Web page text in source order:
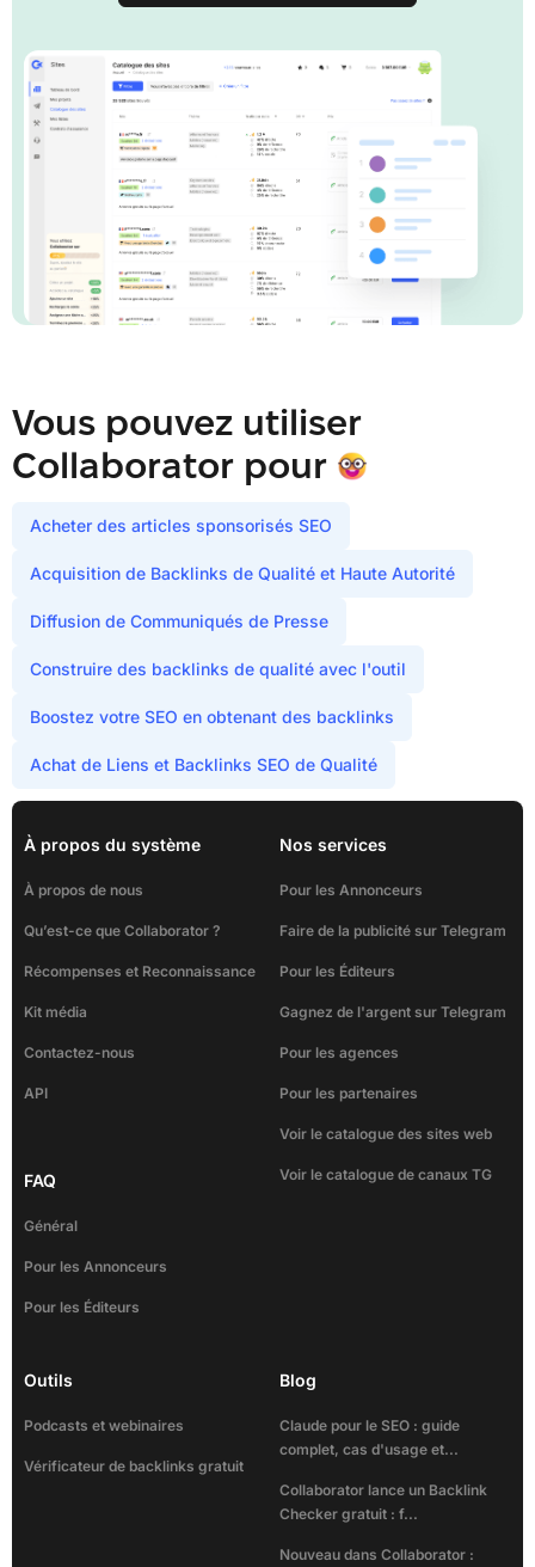
Vous pouvez utiliser
Collaborator pour
Acheter des articles sponsorisés SEO
Acquisition de Backlinks de Qualité et Haute Autorité
Diffusion de Communiqués de Presse
Construire des backlinks de qualité avec l'outil
Boostez votre SEO en obtenant des backlinks
Achat de Liens et Backlinks SEO de Qualité
À propos du système
À propos de nous
Qu’est-ce que Collaborator ?
Récompenses et Reconnaissance
Kit média
Contactez-nous
API
FAQ
Général
Pour les Annonceurs
Pour les Éditeurs
Nos services
Pour les Annonceurs
Faire de la publicité sur Telegram
Pour les Éditeurs
Gagnez de l'argent sur Telegram
Pour les agences
Pour les partenaires
Voir le catalogue des sites web
Voir le catalogue de canaux TG
Outils
Podcasts et webinaires
Vérificateur de backlinks gratuit
Blog
Claude pour le SEO : guide
complet, cas d'usage et...
Collaborator lance un Backlink
Checker gratuit : f...
Nouveau dans Collaborator :